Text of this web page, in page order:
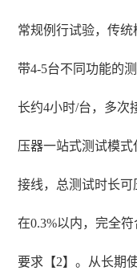
常规例行试验，传
带4-5台不同功能的
长约4小时/台，多次
压器一站式测试模
接线，总测试时长可
在0.3%以内，完全
要求【2】。从长期